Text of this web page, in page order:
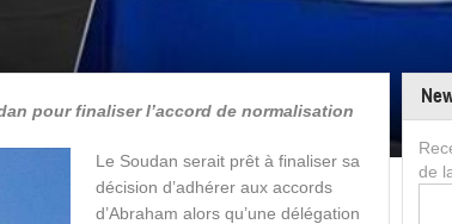
pour finaliser l’accord de normalisation
Le Soudan serait prêt à finaliser sa
décision d’adhérer aux accords
d’Abraham alors qu’une délégation
de